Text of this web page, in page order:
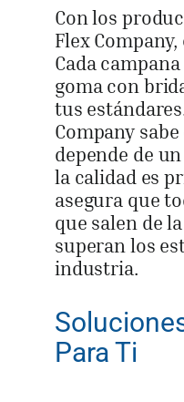
Con los
Flex
Cada
goma con
tus
Company
depende de
la calidad es
asegura que
que salen de
superan los
industria.
Para Ti